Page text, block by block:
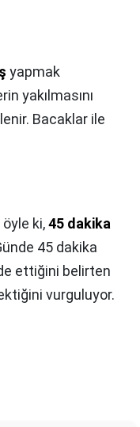
yapmak
yakılmasını
Bacaklar ile
ki,45 dakika
45 dakika
ettiğini belirten
vurguluyor.